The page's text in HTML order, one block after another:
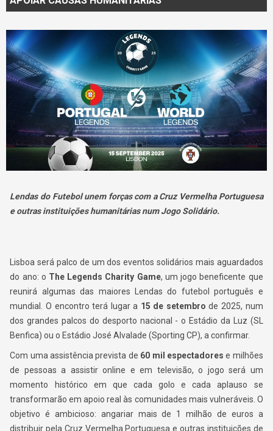
Lendas do Futebol unem forças com a Cruz Vermelha Portuguesa
e outras instituições humanitárias num Jogo Solidário.
Lisboa será palco de um dos eventos solidários mais aguardados
do ano: o The Legends Charity Game, um jogo beneficente que
reunirá algumas das maiores Lendas do futebol português e
mundial. O encontro terá lugar a 15 de setembro de 2025, num
dos grandes palcos do desporto nacional - o Estádio da Luz (SL
Benfica) ou o Estádio José Alvalade (Sporting CP), a confirmar.
Com uma assistência prevista de 60 mil espectadores e milhões
de pessoas a assistir online e em televisão, o jogo será um
momento histórico em que cada golo e cada aplauso se
transformarão em apoio real às comunidades mais vulneráveis. O
objetivo é ambicioso: angariar mais de 1 milhão de euros a
distribuir pela Cruz Vermelha Portuguesa e outras instituições de